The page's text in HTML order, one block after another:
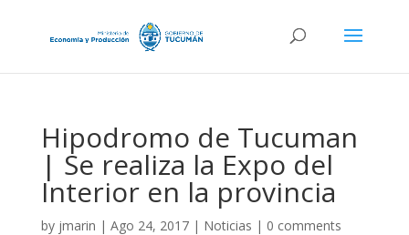
Hipodromo de Tucuman
| Se realiza la Expo del
Interior en la provincia
by jmarin | Ago 24, 2017| Noticias | 0 comments